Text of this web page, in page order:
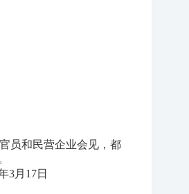
员和民营企业会见，都
3月17日